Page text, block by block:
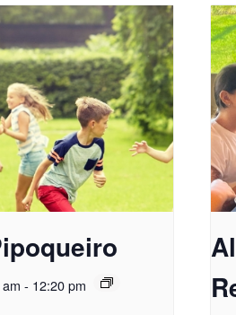
- 12:20 pm